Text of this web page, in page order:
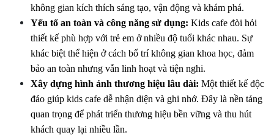
không gian kích thích sáng tạo, vận động và khám phá.
Yếu tố an toàn và công năng sử dụng: Kids cafe đòi hỏi
thiết kế phù hợp với trẻ em ở nhiều độ tuổi khác nhau. Sự
khác biệt thể hiện ở cách bố trí không gian khoa học, đảm
bảo an toàn nhưng vẫn linh hoạt và tiện nghi.
Xây dựng hình ảnh thương hiệu lâu dài: Một thiết kế độc
đáo giúp kids cafe dễ nhận diện và ghi nhớ. Đây là nền tảng
quan trọng để phát triển thương hiệu bền vững và thu hút
khách quay lại nhiều lần.